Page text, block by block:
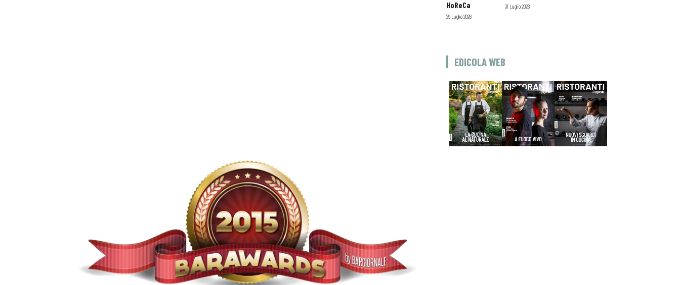
HoReCa
29 Luglio 2026
31 Luglio 2026
EDICOLA WEB